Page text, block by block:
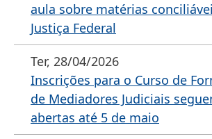
aula sobre matérias
Justiça Federal
Ter, 28/04/2026
Inscrições para o Curso de
de Mediadores Judiciais
abertas até 5 de maio